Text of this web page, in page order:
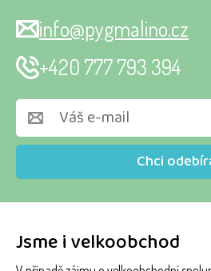
Jsme i velkoobchod
Chci
info@pygmalino.cz
+420 777 793 394